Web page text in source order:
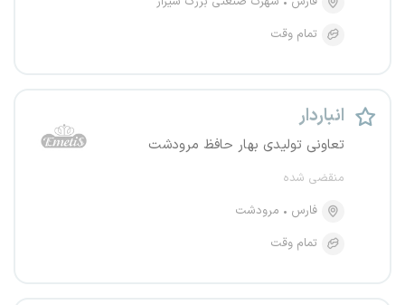
تمام وقت
انباردار
تعاونی تولیدی بهار حافظ مرودشت
منقضی شده
فارس
مرودشت
تمام وقت